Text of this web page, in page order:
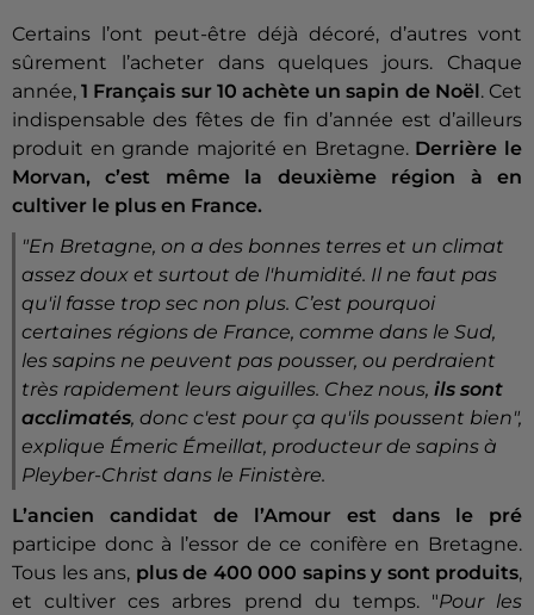
Certains l’ont peut-être déjà décoré, d’autres vont
sûrement l’acheter dans quelques jours. Chaque
année,1 Français sur 10 achète un sapin de Noël . Cet
indispensable des fêtes de fin d’année est d’ailleurs
produit en grande majorité en Bretagne. Derrière le
Morvan, c’est même la deuxième région à en
cultiver le plus en France.
"En Bretagne, on a des bonnes terres et un climat
assez doux et surtout de l'humidité. Il ne faut pas
qu'il fasse trop sec non plus. C’est pourquoi
certaines régions de France, comme dans le Sud,
les sapins ne peuvent pas pousser, ou perdraient
très rapidement leurs aiguilles. Chez nous, ils sont
acclimatés, donc c'est pour ça qu'ils poussent bien",
explique Émeric Émeillat, producteur de sapins à
Pleyber-Christ dans le Finistère.
L’ancien candidat de l’Amour est dans le pré
participe donc à l’essor de ce conifère en Bretagne.
Tous les ans, plus de 400 000 sapins y sont produits,
et cultiver ces arbres prend du temps. "Pour les